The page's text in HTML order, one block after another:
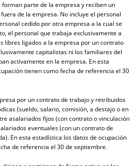
forman parte de la empresa y reciben un
de la empresa. No incluye el personal
cedido por otra empresa a la cual se
el personal que trabaja exclusivamente a
libres ligados a la empresa por un contrato
capitalistas ni los familiares del
activamente en la empresa. En esta
tienen como fecha de referencia el 30
por un contrato de trabajo y retribuidos
(sueldo, salario, comisión, a destajo o en
asalariados fijos (con contrato o vinculación
eventuales (con un contrato de
En esta estadística los datos de ocupación
de referencia el 30 de septiembre.